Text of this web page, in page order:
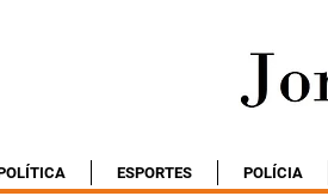
ESPORTES POLÍCIA